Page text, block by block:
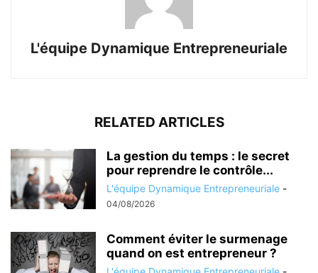
L'équipe Dynamique Entrepreneuriale
RELATED ARTICLES
La gestion du temps : le secret
pour reprendre le contrôle...
L'équipe Dynamique Entrepreneuriale -
04/08/2026
Comment éviter le surmenage
quand on est entrepreneur ?